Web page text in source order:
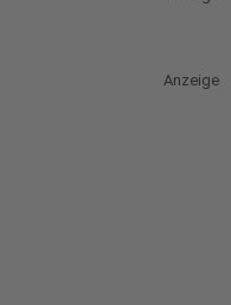
Anzeige